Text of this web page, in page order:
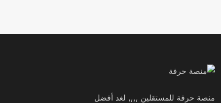
منصة حرفة للمستقلين ,,,, لغد أفضل